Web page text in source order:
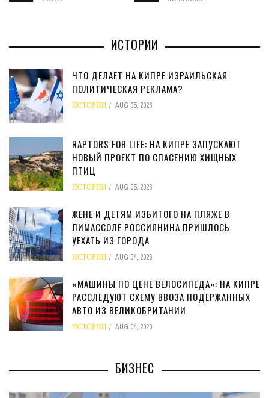
ИСТОРИИ
ЧТО ДЕЛАЕТ НА КИПРЕ ИЗРАИЛЬСКАЯ
ПОЛИТИЧЕСКАЯ РЕКЛАМА?
ИСТОРИИ AUG 05, 2026
RAPTORS FOR LIFE: НА КИПРЕ ЗАПУСКАЮТ
НОВЫЙ ПРОЕКТ ПО СПАСЕНИЮ ХИЩНЫХ
ПТИЦ
ИСТОРИИ AUG 05, 2026
ЖЕНЕ И ДЕТЯМ ИЗБИТОГО НА ПЛЯЖЕ В
ЛИМАССОЛЕ РОССИЯНИНА ПРИШЛОСЬ
УЕХАТЬ ИЗ ГОРОДА
ИСТОРИИ AUG 04, 2026
«МАШИНЫ ПО ЦЕНЕ ВЕЛОСИПЕДА»: НА КИПРЕ
РАССЛЕДУЮТ СХЕМУ ВВОЗА ПОДЕРЖАННЫХ
АВТО ИЗ ВЕЛИКОБРИТАНИИ
ИСТОРИИ AUG 04, 2026
БИЗНЕС